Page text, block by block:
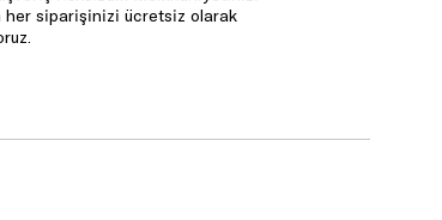
her siparişinizi ücretsiz olarak